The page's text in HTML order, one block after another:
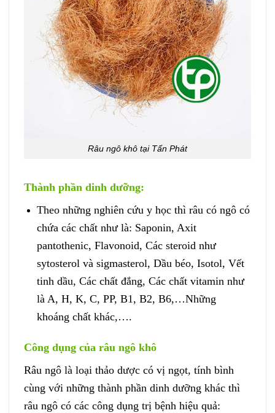
Râu ngô khô tại Tấn Phát
Thành phần dinh dưỡng:
Theo những nghiên cứu y học thì râu có ngô có
chứa các chất như là: Saponin, Axit
pantothenic, Flavonoid, Các steroid như
sytosterol và sigmasterol, Dầu béo, Isotol, Vết
tinh dầu, Các chất đắng, Các chất vitamin như
là A, H, K, C, PP, B1, B2, B6,…Những
khoáng chất khác,….
Công dụng của râu ngô khô
Râu ngô là loại thảo dược có vị ngọt, tính bình
cùng với những thành phần dinh dưỡng khác thì
râu ngô có các công dụng trị bệnh hiệu quả: